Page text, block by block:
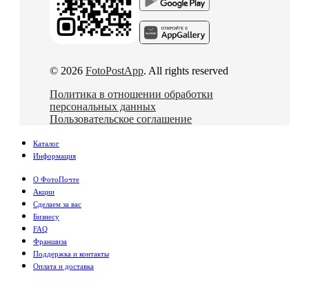
© 2026 FotoPostApp. All rights reserved
Политика в отношении обработки
персональных данных
Пользовательское соглашение
Каталог
Информация
О ФотоПочте
Акции
Сделаем за вас
Бизнесу
FAQ
Франшиза
Поддержка и контакты
Оплата и доставка